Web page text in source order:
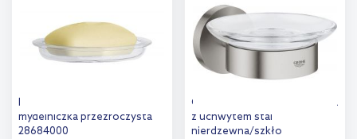
porównania
Hansgrohe Cassetta'S
mydelniczka przezroczysta
28684000
Grohe Essentials mydelniczka
z uchwytem stal
nierdzewna/szkło